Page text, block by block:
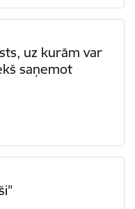
uz kurām var
saņemot